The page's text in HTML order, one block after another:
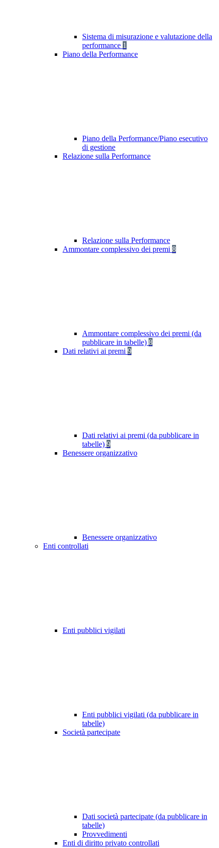
Sistema di misurazione e valutazione della
performance 1
Piano della Performance
Piano della Performance/Piano esecutivo
di gestione
Relazione sulla Performance
Relazione sulla Performance
Ammontare complessivo dei premi 8
Ammontare complessivo dei premi (da
pubblicare in tabelle) 8
Dati relativi ai premi 9
Dati relativi ai premi (da pubblicare in
tabelle) 9
Benessere organizzativo
Benessere organizzativo
Enti controllati
Enti pubblici vigilati
Enti pubblici vigilati (da pubblicare in
tabelle)
Società partecipate
Dati società partecipate (da pubblicare in
tabelle)
Provvedimenti
Enti di diritto privato controllati